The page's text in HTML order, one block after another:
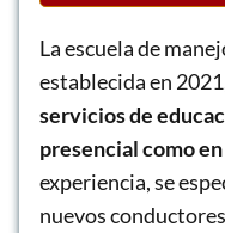
La escuela de
establecida en
servicios de
presencial como
experiencia, se
nuevos